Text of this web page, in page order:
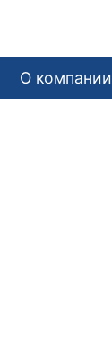
О компании